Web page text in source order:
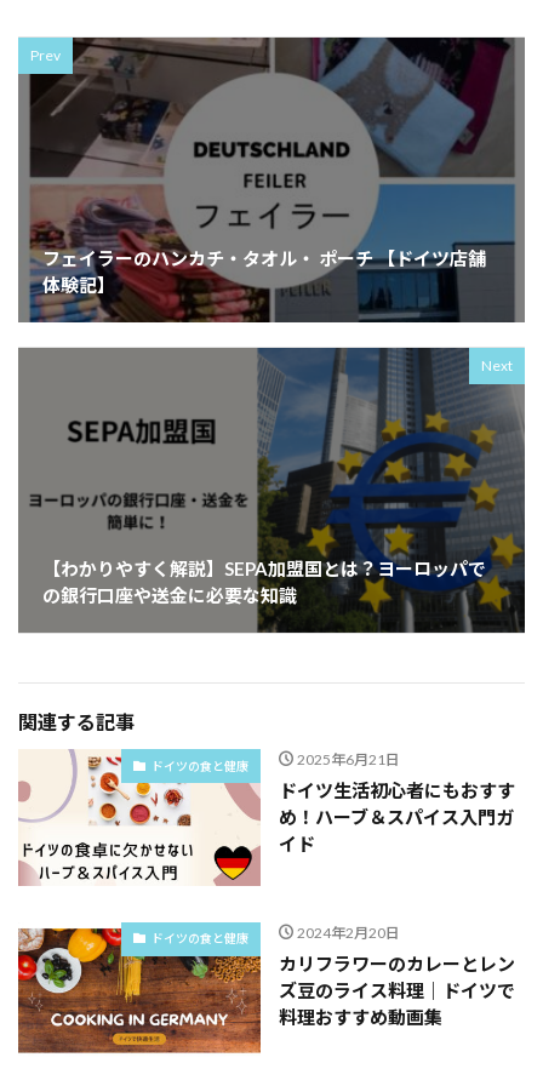
Prev
フェイラーのハンカチ・タオル・ ポーチ 【ドイツ店舗
体験記】
Next
【わかりやすく解説】SEPA加盟国とは？ヨーロッパで
の銀行口座や送金に必要な知識
関連する記事
ドイツの食と健康 2025年6月21日
ドイツ生活初心者にもおすす
め！ハーブ＆スパイス入門ガ
イド
ドイツの食と健康 2024年2月20日
カリフラワーのカレーとレン
ズ豆のライス料理｜ドイツで
料理おすすめ動画集